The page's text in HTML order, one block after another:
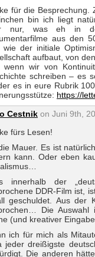
für die Besprechung.
bin ich liegt
nur, was eh in
aus den
wie der initiale
aufbaut, von
wenn wir von
schreiben – es
es in eure Rubrik
https://
Cestnik on Juni 9th,
fürs Lesen!
Mauer. Es ist
kann. Oder eben
innerhalb der
DDR-Film ist,
geschuldet. Aus der
Die
(und kreativer
ich für mich als
jeder dreißigste
Die anderen